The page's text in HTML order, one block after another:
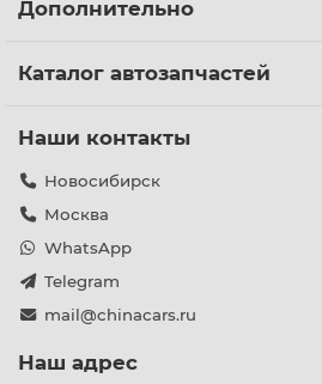
Дополнительно
Каталог автозапчастей
Наши контакты
Новосибирск
Москва
WhatsApp
Telegram
mail@chinacars.ru
Наш адрес